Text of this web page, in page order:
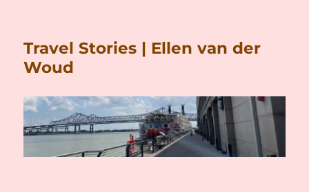
Travel Stories | Ellen van der
Woud